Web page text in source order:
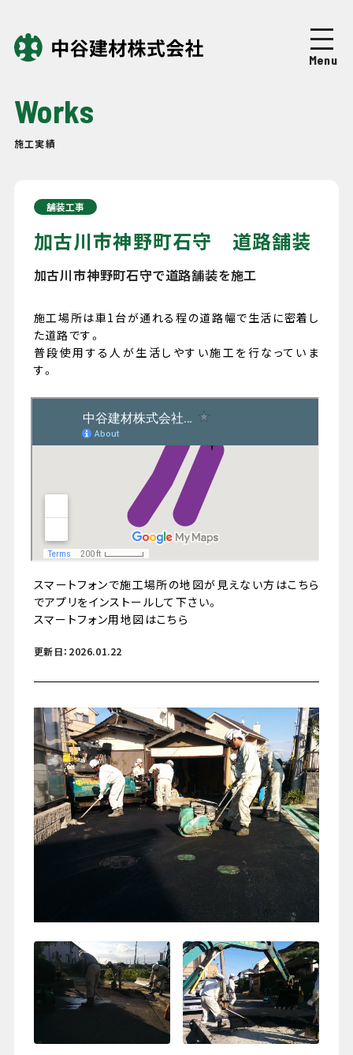
Menu
Business
Company 企業情報
Newsニュース
Recruit採用情報
079-447-4112
（受付時間 : 平日10:00〜17:00）
お問い合わせ
Works
施工実績
舗装工事
加古川市神野町石守 道路舗装
加古川市神野町石守で道路舗装を施工
施工場所は車1台が通れる程の道路幅で生活に密着し
た道路です。
普段使用する人が生活しやすい施工を行なっていま
す。
スマートフォンで施工場所の地図が見えない方はこちら
でアプリをインストールして下さい。
スマートフォン用地図はこちら
更新日：2026.01.22